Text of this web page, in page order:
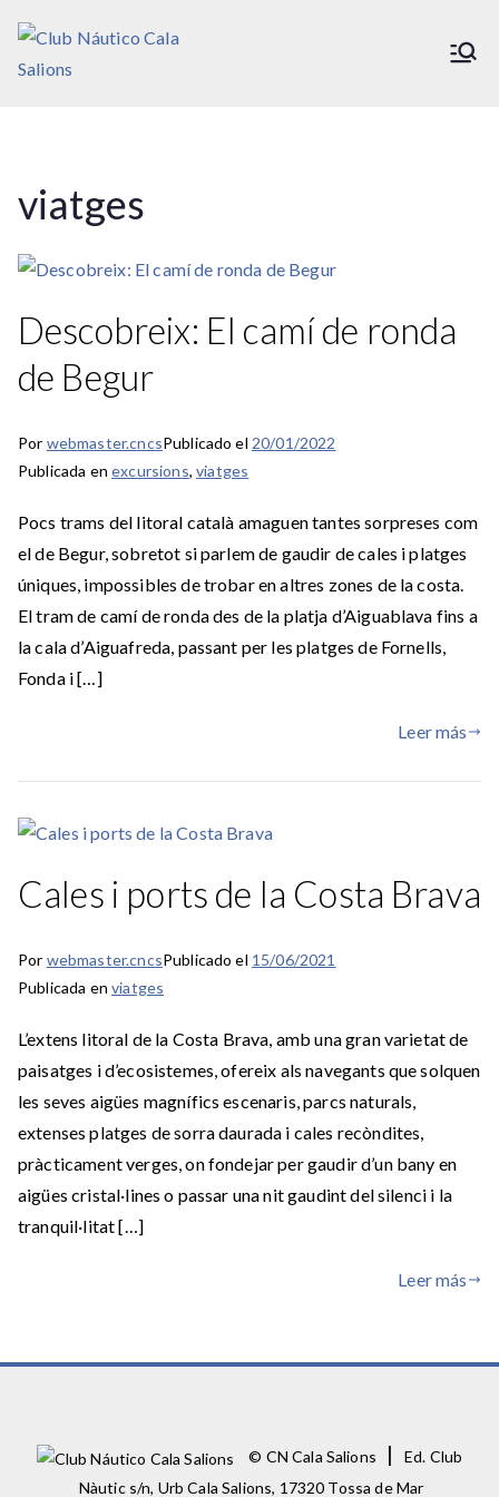
contenido
viatges
Descobreix: El camí de ronda
de Begur
Por webmaster.cncsPublicado el 20/01/2022
Publicada enexcursions,viatges
Pocs trams del litoral català amaguen tantes sorpreses com
el de Begur, sobretot si parlem de gaudir de cales i platges
úniques, impossibles de trobar en altres zones de la costa.
El tram de camí de ronda des de la platja d’Aiguablava fins a
la cala d’Aiguafreda, passant per les platges de Fornells,
Fonda i […]
Leer más
Cales i ports de la Costa Brava
Por webmaster.cncsPublicado el 15/06/2021
Publicada enviatges
L’extens litoral de la Costa Brava, amb una gran varietat de
paisatges i d’ecosistemes, ofereix als navegants que solquen
les seves aigües magnífics escenaris, parcs naturals,
extenses platges de sorra daurada i cales recòndites,
pràcticament verges, on fondejar per gaudir d’un bany en
aigües cristal·lines o passar una nit gaudint del silenci i la
tranquil·litat […]
Leer más
© CN Cala Salions |
Ed. Club
Nàutic s/n, Urb Cala Salions, 17320 Tossa de Mar